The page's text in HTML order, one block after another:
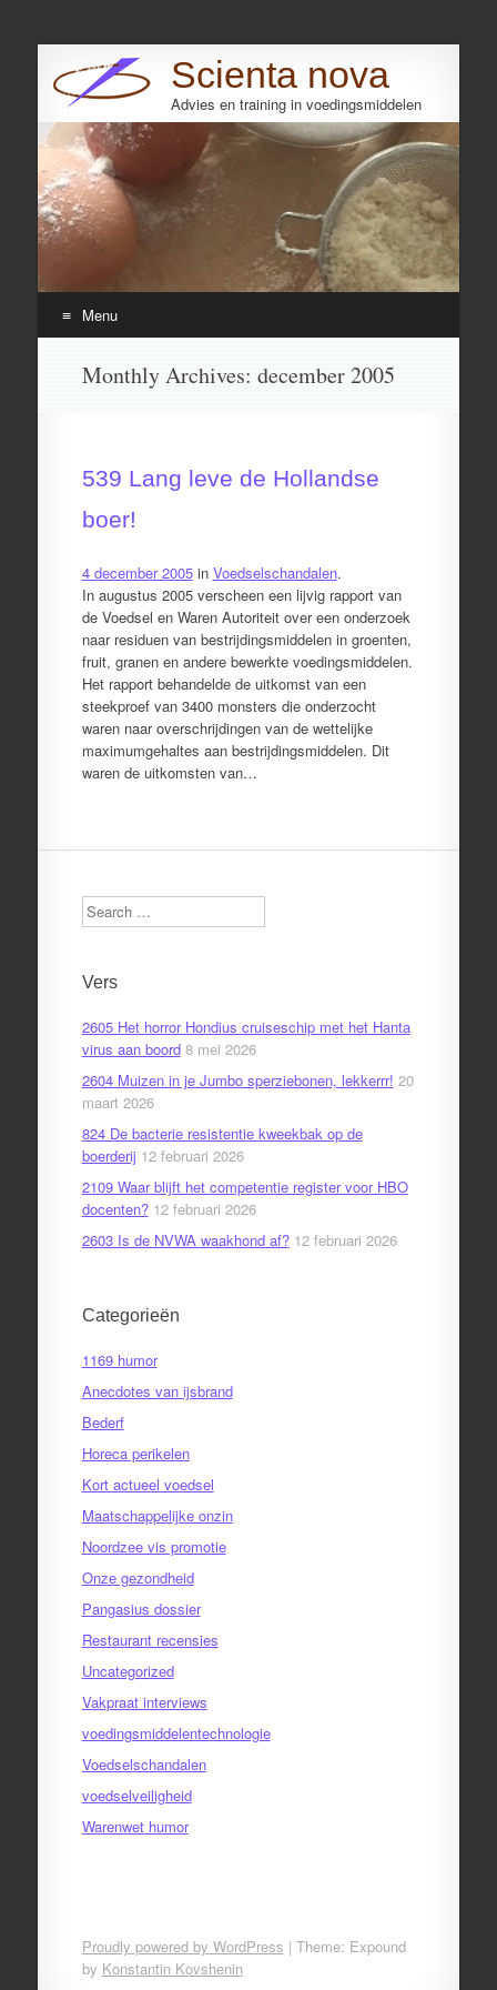
Scienta nova
Advies en training in voedingsmiddelen
Search
Menu
Monthly Archives: december 2005
539 Lang leve de Hollandse
boer!
4 december 2005in Voedselschandalen.
In augustus 2005 verscheen een lijvig rapport van
de Voedsel en Waren Autoriteit over een onderzoek
naar residuen van bestrijdingsmiddelen in groenten,
fruit, granen en andere bewerkte voedingsmiddelen.
Het rapport behandelde de uitkomst van een
steekproef van 3400 monsters die onderzocht
waren naar overschrijdingen van de wettelijke
maximumgehaltes aan bestrijdingsmiddelen. Dit
waren de uitkomsten van…
Search
Vers
2605 Het horror Hondius cruiseschip met het Hanta
virus aan boord 8 mei 2026
2604 Muizen in je Jumbo sperziebonen, lekkerrr! 20
maart 2026
824 De bacterie resistentie kweekbak op de
boerderij 12 februari 2026
2109 Waar blijft het competentie register voor HBO
docenten? 12 februari 2026
2603 Is de NVWA waakhond af? 12 februari 2026
Categorieën
1169 humor
Anecdotes van ijsbrand
Bederf
Horeca perikelen
Kort actueel voedsel
Maatschappelijke onzin
Noordzee vis promotie
Onze gezondheid
Pangasius dossier
Restaurant recensies
Uncategorized
Vakpraat interviews
voedingsmiddelentechnologie
Voedselschandalen
voedselveiligheid
Warenwet humor
Proudly powered by WordPress | Theme: Expound
by Konstantin Kovshenin